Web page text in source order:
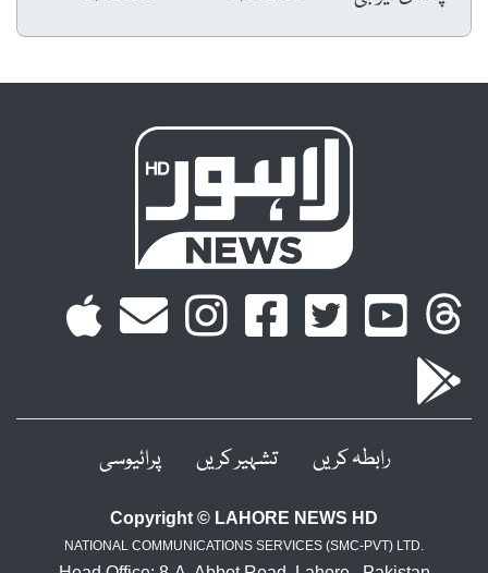
رابطہ کریں تشہیر کریں پرائیوسی
Copyright © LAHORE NEWS HD
NATIONAL COMMUNICATIONS SERVICES (SMC-PVT) LTD.